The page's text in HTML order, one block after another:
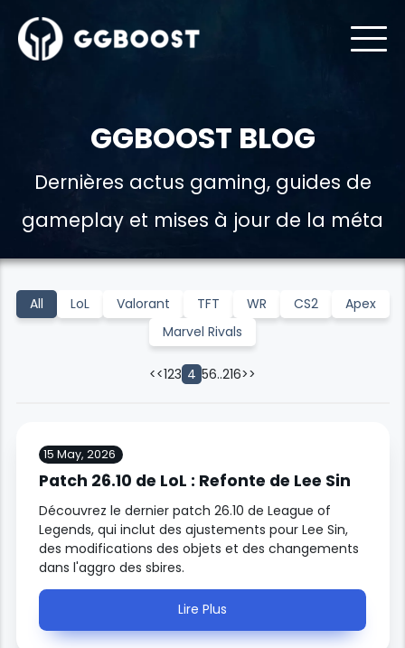
GGBOOST BLOG
Dernières actus gaming, guides de
gameplay et mises à jour de la méta
All LoL Valorant TFT WR CS2
Apex
Marvel Rivals
<<123 4 56..216>>
15 May, 2026
Patch 26.10 de LoL : Refonte de Lee Sin
Découvrez le dernier patch 26.10 de League of
Legends, qui inclut des ajustements pour Lee Sin,
des modifications des objets et des changements
dans l'aggro des sbires.
Lire Plus